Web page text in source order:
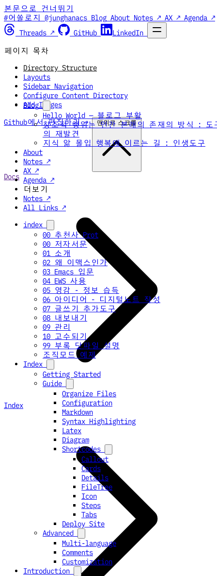
본문으로 건너뛰기
#어쏠로지 @junghanacs Blog About Notes ↗ AX ↗ Agenda ↗
Threads ↗
GitHub LinkedIn
Blog
Hello World — 블로그 부활
창조적 행위는 인간 본래의 존재의 방식 : 도
의 재발견
지식 앎 몰입 행복에 이르는 길 : 인생도구
About
Notes ↗
AX ↗
Agenda ↗
더보기
Notes ↗
All Links ↗
index
00 추천사 Prot
00 저자서문
01 소개
02 왜 이맥스인가
03 Emacs 입문
04 EWS 사용
05 영감 - 정보 습득
06 아이디어 - 디지털노트 작성
07 글쓰기 추가도구
08 내보내기
09 관리
10 고수되기
99 부록 닷파일 설명
조직모드 예제
Index
Getting Started
Guide
Organize Files
Configuration
Markdown
Syntax Highlighting
Latex
Diagram
Shortcodes
Callout
Cards
Details
FileTree
Icon
Steps
Tabs
Deploy Site
Advanced
Multi-language
Comments
Customization
Introduction
페이지 목차
Directory Structure
Layouts
Sidebar Navigation
Configure Content Directory
Add Images
Github에서 편집하기 →
맨위로 스크롤
Docs
Index